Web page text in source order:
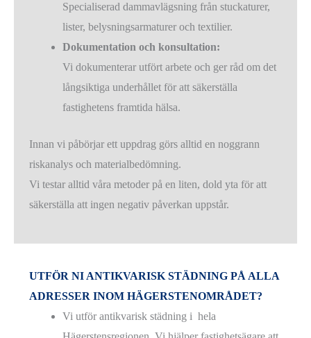
Specialiserad dammavlägsning från stuckaturer,
lister, belysningsarmaturer och textilier.
Dokumentation och konsultation:
Vi dokumenterar utfört arbete och ger råd om det
långsiktiga underhållet för att säkerställa
fastighetens framtida hälsa.
Innan vi påbörjar ett uppdrag görs alltid en noggrann
riskanalys och materialbedömning.
Vi testar alltid våra metoder på en liten, dold yta för att
säkerställa att ingen negativ påverkan uppstår.
UTFÖR NI ANTIKVARISK STÄDNING PÅ ALLA
ADRESSER INOM HÄGERSTENOMRÅDET?
Vi utför antikvarisk städning i hela